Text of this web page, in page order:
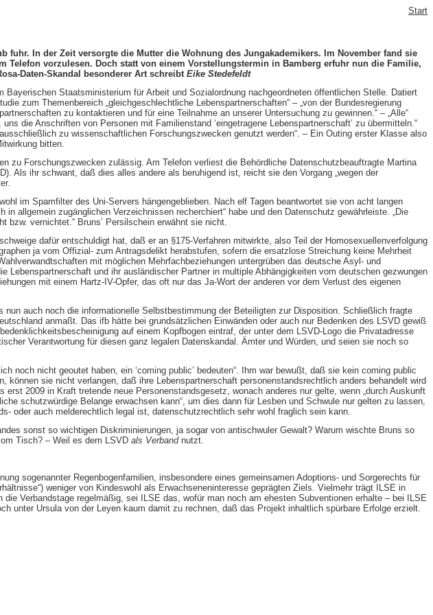
Start
In der Zeit versorgte die Mutter die Wohnung des Jungakademikers. Im November fand sie
vorzulesen. Doch statt von einem Vorstellungstermin in Bamberg erfuhr nun die Familie,
Daten-Skandal besonderer Art schreibt Eike Stedefeldt
Staatsministerium für Arbeit und Sozialordnung nachgeordneten öffentlichen Stelle. Datiert
zum Themenbereich „gleichgeschlechtliche Lebenspartnerschaften“ – „von der Bundesregierung
zu kontaktieren und für eine Teilnahme an unserer Untersuchung zu gewinnen.“ – „Alle“
die Anschriften von Personen mit Familienstand ‘eingetragene Lebenspartnerschaft’ zu übermitteln.“
zu wissenschaftlichen Forschungszwecken genutzt werden“. – Ein Outing erster Klasse also
bitten.
zu Forschungszwecken zulässig. Am Telefon verliest die Behördliche Datenschutzbeauftragte Martina
Als ihr schwant, daß dies alles andere als beruhigend ist, reicht sie den Vorgang „wegen der
im Spamfilter des Uni-Servers hängengeblieben. Nach elf Tagen beantwortet sie von acht langen
allgemein zugänglichen Verzeichnissen recherchiert“ habe und den Datenschutz gewährleiste. „Die
bzw. vernichtet.“ Bruns’ Persilschein erwähnt sie nicht.
dafür entschuldigt hat, daß er an §175-Verfahren mitwirkte, also Teil der Homosexuellenverfolgung
ja vom Offizial- zum Antragsdelikt herabstufen, sofern die ersatzlose Streichung keine Mehrheit
mit möglichen Mehrfachbeziehungen untergrüben das deutsche Asyl- und
und ihr ausländischer Partner in multiple Abhängigkeiten vom deutschen gezwungen
mit einem Hartz-IV-Opfer, das oft nur das Ja-Wort der anderen vor dem Verlust des eigenen
auch noch die informationelle Selbstbestimmung der Beteiligten zur Disposition. Schließlich fragte
anmaßt. Das ifb hätte bei grundsätzlichen Einwänden oder auch nur Bedenken des LSVD gewiß
auf einem Kopfbogen eintraf, der unter dem LSVD-Logo die Privatadresse
Verantwortung für diesen ganz legalen Datenskandal. Ämter und Würden, und seien sie noch so
noch nicht geoutet haben, ein ‘coming public’ bedeuten“. Ihm war bewußt, daß sie kein coming public
sie nicht verlangen, daß ihre Lebenspartnerschaft personenstandsrechtlich anders behandelt wird
2009 in Kraft tretende neue Personenstandsgesetz, wonach anderes nur gelte, wenn „durch Auskunft
schutzwürdige Belange erwachsen kann“, um dies dann für Lesben und Schwule nur gelten zu lassen,
oder auch melderechtlich legal ist, datenschutzrechtlich sehr wohl fraglich sein kann.
sonst so wichtigen Diskriminierungen, ja sogar von antischwuler Gewalt? Warum wischte Bruns so
Tisch? – Weil es dem LSVD als Verbandnutzt.
sogenannter Regenbogenfamilien, insbesondere eines gemeinsamen Adoptions- und Sorgerechts für
weniger von Kindeswohl als Erwachseneninteresse geprägten Ziels. Vielmehr trägt ILSE in
Verbandstage regelmäßig, sei ILSE das, wofür man noch am ehesten Subventionen erhalte – bei ILSE
unter Ursula von der Leyen kaum damit zu rechnen, daß das Projekt inhaltlich spürbare Erfolge erzielt.